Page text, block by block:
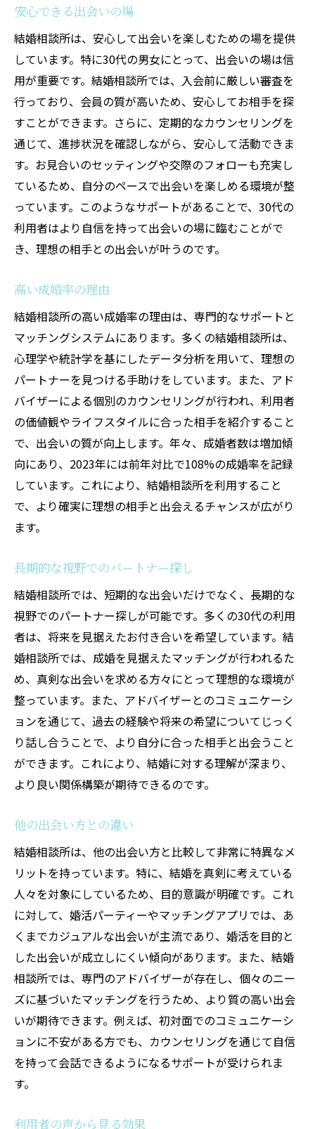
安心できる出会いの場
結婚相談所は、安心して出会いを楽しむための場を提供
しています。特に30代の男女にとって、出会いの場は信
用が重要です。結婚相談所では、入会前に厳しい審査を
行っており、会員の質が高いため、安心してお相手を探
すことができます。さらに、定期的なカウンセリングを
通じて、進捗状況を確認しながら、安心して活動できま
す。お見合いのセッティングや交際のフォローも充実し
ているため、自分のペースで出会いを楽しめる環境が整
っています。このようなサポートがあることで、30代の
利用者はより自信を持って出会いの場に臨むことがで
き、理想の相手との出会いが叶うのです。
高い成婚率の理由
結婚相談所の高い成婚率の理由は、専門的なサポートと
マッチングシステムにあります。多くの結婚相談所は、
心理学や統計学を基にしたデータ分析を用いて、理想の
パートナーを見つける手助けをしています。また、アド
バイザーによる個別のカウンセリングが行われ、利用者
の価値観やライフスタイルに合った相手を紹介すること
で、出会いの質が向上します。年々、成婚者数は増加傾
向にあり、2023年には前年対比で108%の成婚率を記録
しています。これにより、結婚相談所を利用すること
で、より確実に理想の相手と出会えるチャンスが広がり
ます。
長期的な視野でのパートナー探し
結婚相談所では、短期的な出会いだけでなく、長期的な
視野でのパートナー探しが可能です。多くの30代の利用
者は、将来を見据えたお付き合いを希望しています。結
婚相談所では、成婚を見据えたマッチングが行われるた
め、真剣な出会いを求める方々にとって理想的な環境が
整っています。また、アドバイザーとのコミュニケーシ
ョンを通じて、過去の経験や将来の希望についてじっく
り話し合うことで、より自分に合った相手と出会うこと
ができます。これにより、結婚に対する理解が深まり、
より良い関係構築が期待できるのです。
他の出会い方との違い
結婚相談所は、他の出会い方と比較して非常に特異なメ
リットを持っています。特に、結婚を真剣に考えている
人々を対象にしているため、目的意識が明確です。これ
に対して、婚活パーティーやマッチングアプリでは、あ
くまでカジュアルな出会いが主流であり、婚活を目的と
した出会いが成立しにくい傾向があります。また、結婚
相談所では、専門のアドバイザーが存在し、個々のニー
ズに基づいたマッチングを行うため、より質の高い出会
いが期待できます。例えば、初対面でのコミュニケーシ
ョンに不安がある方でも、カウンセリングを通じて自信
を持って会話できるようになるサポートが受けられま
す。
利用者の声から見る効果